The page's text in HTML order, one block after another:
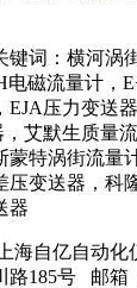
键词：横河涡
电磁流量计，
EJA压力变送
，艾默生质量
蒙特涡街流量
压变送器，科
器
海自亿自动
路185号 邮箱